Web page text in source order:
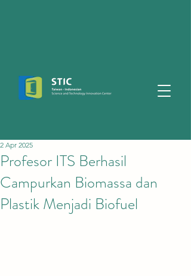
Profesor ITS Berhasil
Campurkan Biomassa dan
Plastik Menjadi Biofuel
2 Apr 2025